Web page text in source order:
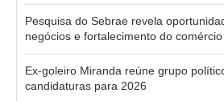
Pesquisa do Sebrae revela
negócios e fortalecimento do
Ex-goleiro Miranda reúne grupo
candidaturas para 2026